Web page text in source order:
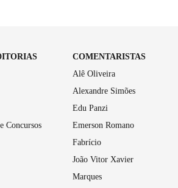
Concursos
COMENTARISTAS
Alê Oliveira
Alexandre Simões
Edu Panzi
Emerson Romano
Fabrício
João Vitor Xavier
Marques